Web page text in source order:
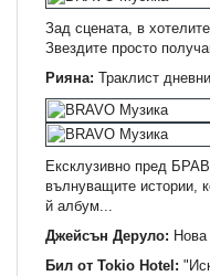
Зад сцената, в
Звездите просто
Рияна: Траклист
Ексклузивно пред
вълнуващите истории,
й албум...
Джейсън Деруло:
Бил от Tokio Hotel: